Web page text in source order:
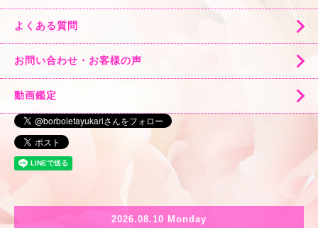
よくある質問
お問い合わせ・お客様の声
動画鑑定
2026.08.10 Monday